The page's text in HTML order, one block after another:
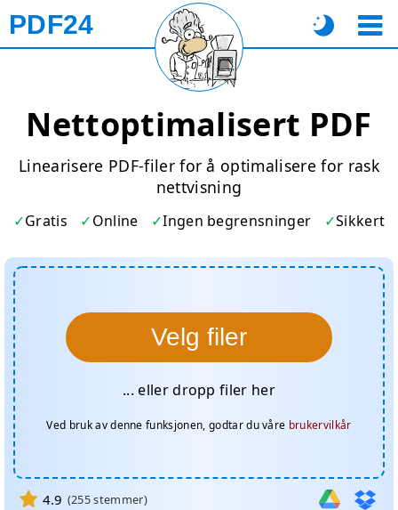
PDF24
Nettoptimalisert PDF
Linearisere PDF-filer for å optimalisere for rask
nettvisning
Gratis Online Ingen begrensninger Sikkert
Velg filer
... eller dropp filer her
Ved bruk av denne funksjonen, godtar du våre brukervilkår
4.9 (255stemmer)